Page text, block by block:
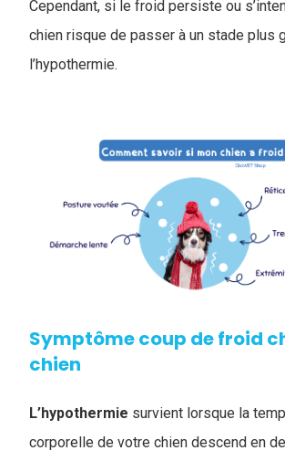
Cependant, si le froid persiste ou
chien risque de passer à un stade plus
l’hypothermie.
Symptôme coup de froid
chien
L’hypothermie survient lorsque la
corporelle de votre chien descend en